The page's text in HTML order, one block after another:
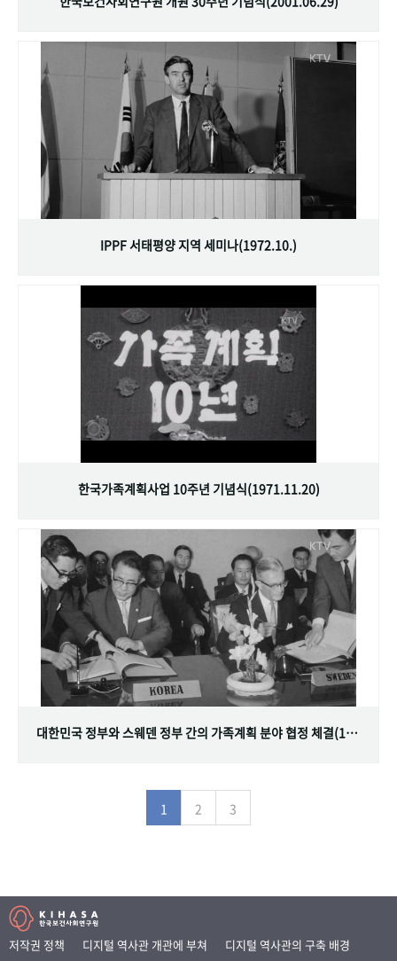
IPPF 서태평양 지역 세미나(1972.10.)
한국가족계획사업 10주년 기념식(1971.11.20)
대한민국 정부와 스웨덴 정부 간의 가족계획 분야 협정 체결(1968.07.12)
1 2 3
저작권 정책 디지털 역사관 개관에 부쳐
디지털 역사관의 구축 배경